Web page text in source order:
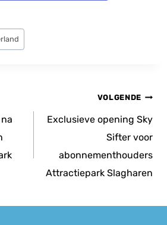
VOLGENDE
Exclusieve opening Sky
Sifter voor
abonnementhouders
Attractiepark Slagharen